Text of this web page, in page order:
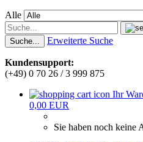
Alle
Suche... Erweiterte Suche
Kundensupport:
(+49) 0 70 26 / 3 999 875
Ihr
0,00 EUR
Sie haben noch keine